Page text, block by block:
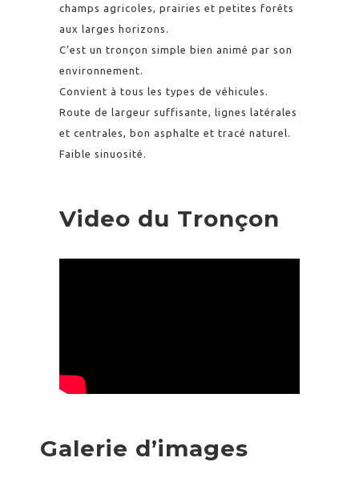
champs agricoles, prairies et petites forêts
aux larges horizons.
C’est un tronçon simple bien animé par son
environnement.
Convient à tous les types de véhicules.
Route de largeur suffisante, lignes latérales
et centrales, bon asphalte et tracé naturel.
Faible sinuosité.
Video du Tronçon
Galerie d’images